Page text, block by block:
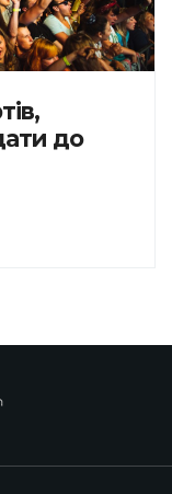
до